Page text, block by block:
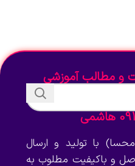
و مطالب آموزشی
با تولید و ارسال
و باکیفیت مطلوب به